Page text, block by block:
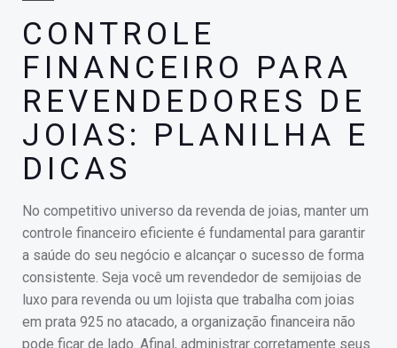
CONTROLE
FINANCEIRO PARA
REVENDEDORES DE
JOIAS: PLANILHA E
DICAS
No competitivo universo da revenda de joias, manter um
controle financeiro eficiente é fundamental para garantir
a saúde do seu negócio e alcançar o sucesso de forma
consistente. Seja você um revendedor de semijoias de
luxo para revenda ou um lojista que trabalha com joias
em prata 925 no atacado, a organização financeira não
pode ficar de lado. Afinal, administrar corretamente seus